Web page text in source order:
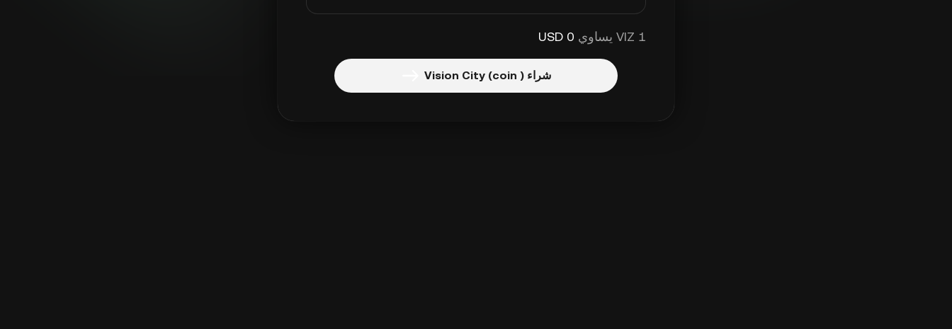
1 VIZ يساوي 0 USD
شراء Vision City (coin )